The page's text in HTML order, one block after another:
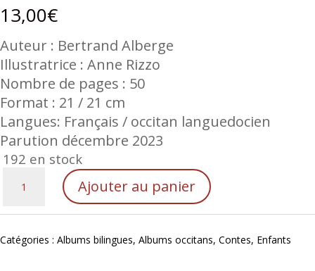
13,00€
Auteur : Bertrand Alberge
Illustratrice : Anne Rizzo
Nombre de pages : 50
Format : 21 / 21 cm
Langues: Français / occitan languedocien
Parution décembre 2023
192 en stock
Rêves
de
savane
Ajouter au panier
Catégories : Albums bilingues, Albums occitans, Contes, Enfants